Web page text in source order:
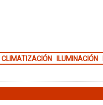
CLIMATIZACIÓN ILUMINACIÓN